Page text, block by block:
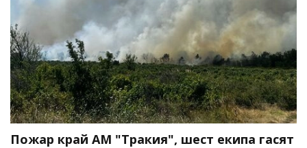
Пожар край АМ "Тракия", шест екипа гасят